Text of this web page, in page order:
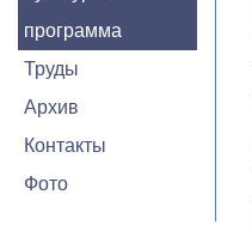
программа
Труды
Архив
Контакты
Фото